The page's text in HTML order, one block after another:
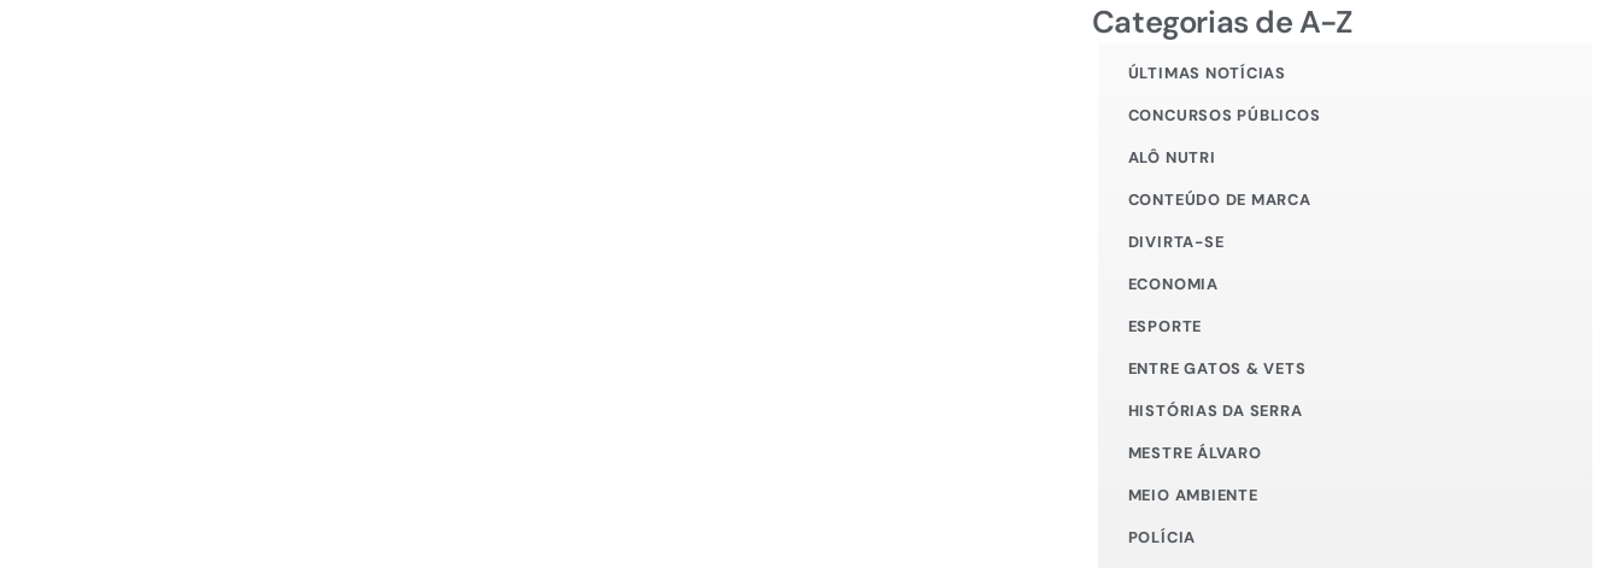
Categorias de A-Z
ÚLTIMAS NOTÍCIAS
CONCURSOS PÚBLICOS
ALÔ NUTRI
CONTEÚDO DE MARCA
DIVIRTA-SE
ECONOMIA
ESPORTE
ENTRE GATOS & VETS
HISTÓRIAS DA SERRA
MESTRE ÁLVARO
MEIO AMBIENTE
POLÍCIA